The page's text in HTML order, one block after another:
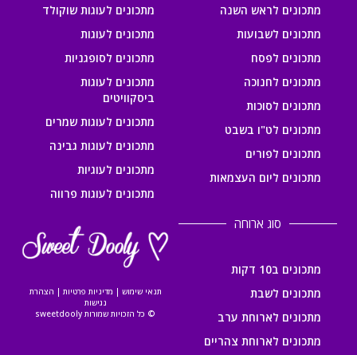
מתכונים לראש השנה
מתכונים לשבועות
מתכונים לפסח
מתכונים לחנוכה
מתכונים לסוכות
מתכונים לט"ו בשבט
מתכונים לפורים
מתכונים ליום העצמאות
מתכונים לעוגות שוקולד
מתכונים לעוגות
מתכונים לסופגניות
מתכונים לעוגות
ביסקוויטים
מתכונים לעוגות שמרים
מתכונים לעוגות גבינה
מתכונים לעוגיות
מתכונים לעוגות פרווה
סוג ארוחה
מתכונים ב10 דקות
מתכונים לשבת
מתכונים לארוחת ערב
מתכונים לארוחת צהריים
תנאי שימוש | מדיניות פרטיות | הצהרת
נגישות
© כל הזכויות שמורות sweetdooly